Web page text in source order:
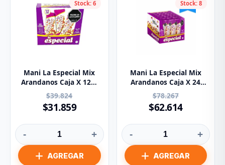
Stock: 6
Mani La Especial Mix
Arandanos Caja X 12u.
40gr.
$39.824
$31.859
- +
Stock: 8
Mani La Especial Mix
Arandanos Caja X 24
Und
$78.267
$62.614
- +